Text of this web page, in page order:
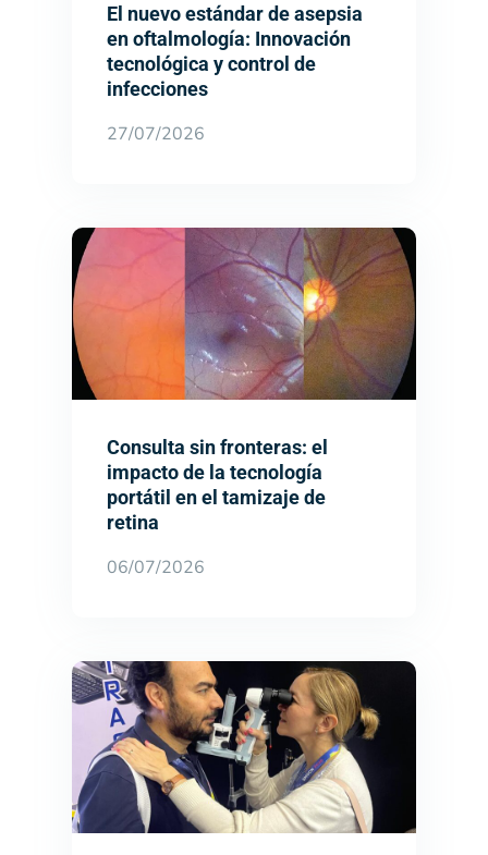
El nuevo estándar de asepsia
en oftalmología: Innovación
tecnológica y control de
infecciones
27/07/2026
Consulta sin fronteras: el
impacto de la tecnología
portátil en el tamizaje de
retina
06/07/2026